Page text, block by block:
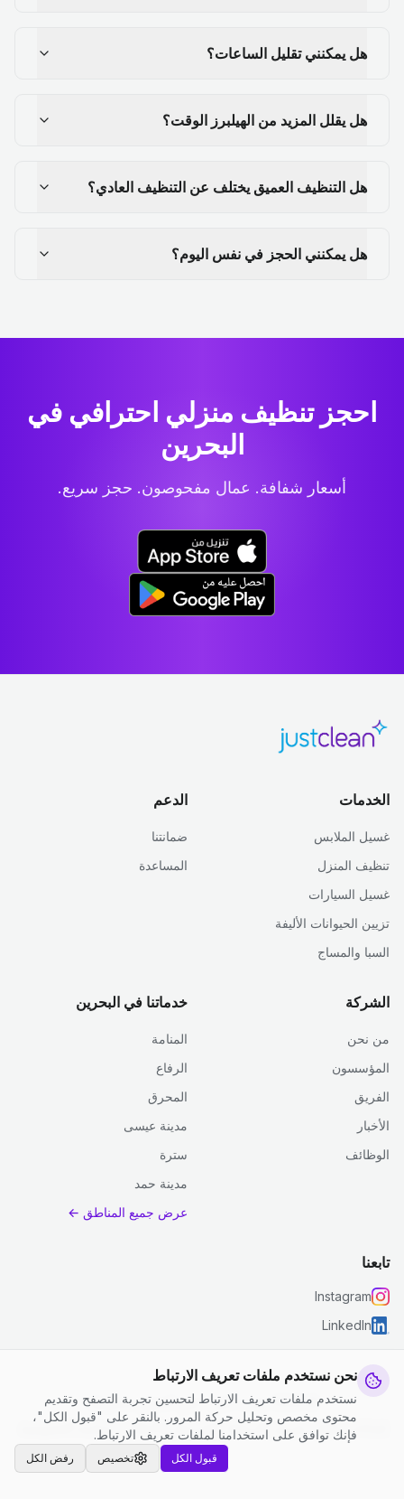
نحن نستخدم ملفات تعريف الارتباط
نستخدم ملفات تعريف الارتباط لتحسين تجربة التصفح وتقديم
محتوى مخصص وتحليل حركة المرور. بالنقر على "قبول الكل"،
فإنك توافق على استخدامنا لملفات تعريف الارتباط.
رفض الكل تخصيص قبول الكل
هل يمكنني تقليل الساعات؟
هل يقلل المزيد من الهيلبرز الوقت؟
هل التنظيف العميق يختلف عن التنظيف العادي؟
هل يمكنني الحجز في نفس اليوم؟
احجز تنظيف منزلي احترافي في
البحرين
أسعار شفافة. عمال مفحوصون. حجز سريع.
الخدمات
غسيل الملابس
تنظيف المنزل
غسيل السيارات
تزيين الحيوانات الأليفة
السبا والمساج
الدعم
ضمانتنا
المساعدة
الشركة
من نحن
المؤسسون
الفريق
الأخبار
الوظائف
خدماتنا في البحرين
المنامة
الرفاع
المحرق
مدينة عيسى
سترة
مدينة حمد
عرض جميع المناطق ←
تابعنا
Instagram
LinkedIn
© 2026 جست كلين. جميع الحقوق محفوظة.
سياسة الخصوصية
الشروط والأحكام | إعدادات ملفات تعريف الارتباط